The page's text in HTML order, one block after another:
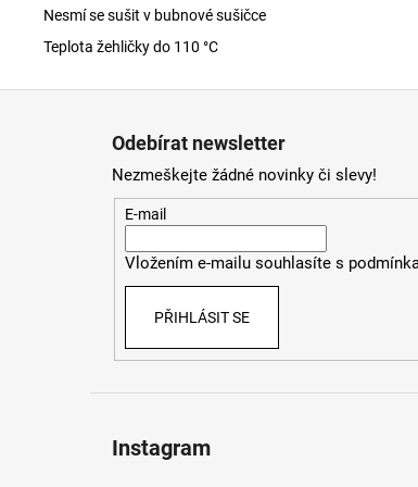
Nesmí se sušit v bubnové sušičce
Teplota žehličky do 110 °C
Odebírat newsletter
Nezmeškejte žádné novinky či slevy!
E-mail
Vložením e-mailu souhlasíte s
PŘIHLÁSIT SE
Instagram